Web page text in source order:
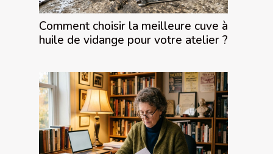
Comment choisir la meilleure cuve à
huile de vidange pour votre atelier ?